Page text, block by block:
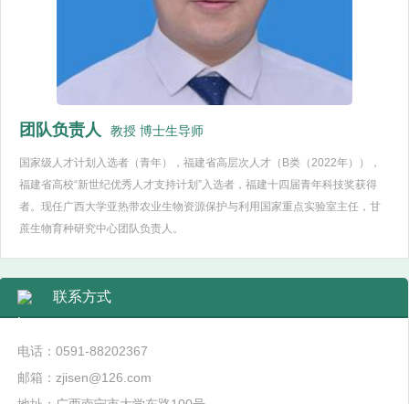
团队负责人 教授 博士生导师
国家级人才计划入选者（青年），福建省高层次人才（B类（2022年）），
福建省高校“新世纪优秀人才支持计划”入选者，福建十四届青年科技奖获得
者。现任广西大学亚热带农业生物资源保护与利用国家重点实验室主任，甘
蔗生物育种研究中心团队负责人。
联系方式
电话：0591-88202367
邮箱：zjisen@126.com